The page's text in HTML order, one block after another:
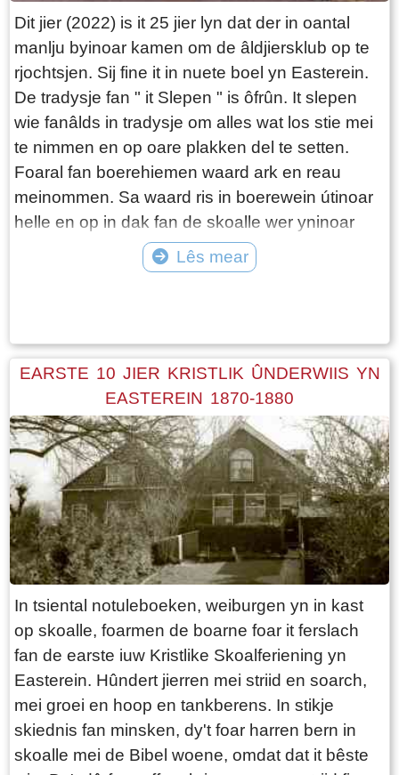
Dit jier (2022) is it 25 jier lyn dat der in oantal
manlju byinoar kamen om de âldjiersklub op te
rjochtsjen. Sij fine it in nuete boel yn Easterein.
De tradysje fan " it Slepen " is ôfrûn. It slepen
wie fanâlds in tradysje om alles wat los stie mei
te nimmen en op oare plakken del te setten.
Foaral fan boerehiemen waard ark en reau
meinommen. Sa waard ris in boerewein útinoar
helle en op in dak fan de skoalle wer yninoar
set. De eigener moast mar sjen dat hij er it der
wer ôf krige. As boer moast alle materiaal
animo minder. Kontainers omwikselje en hjir en
dêr wat ruten wytkalke of fan leuzen foarsjen,
der hold it mei op. Dat wie it momint dat in
freonegroep de Aldjiersploech oprjochte hat. Sij
wiene fan doel om tenei in âldjiersstunt del te
setten. Dat wiene: Anne Stenekes, Martin
Overal, Hans Kooistra, Jaap van der Velde, Jan
Simon Jelsma, Marco Hoekstra en Robert
Hoekstra. En foar de goede lêzer, der is ien
persoan bij dy 't al 25 jier meidocht. Yn de
ôfrûne 25 jier binne der moaie stunten úthelle.
Net fan eltse stunt binne foto's fûn. Bygelyks net
fan de "te keap buordsjes yn de tunen" wermei't
it probleem oan de oarder kaam dat der net
genôch huzen foar jongerein wiene. De lêste
jierren is de parse ek goed helle. De feriening is
hieltyd ferjonge en bestiet no út: Christiaan
Rypma, Jan Simon Jelsma, Gerard van Asselt,
Lês mear
EARSTE 10 JIER KRISTLIK ÛNDERWIIS YN
EASTEREIN 1870-1880
In tsiental notuleboeken, weiburgen yn in kast
op skoalle, foarmen de boarne foar it ferslach
fan de earste iuw Kristlike Skoalferiening yn
Easterein. Hûndert jierren mei striid en soarch,
mei groei en hoop en tankberens. In stikje
skiednis fan minsken, dy't foar harren bern in
skoalle mei de Bibel woene, omdat dat it bêste